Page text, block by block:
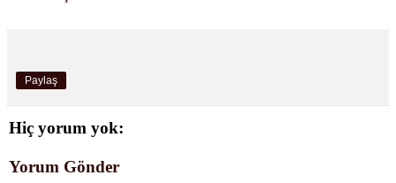
Paylaş
Hiç yorum yok:
Yorum Gönder